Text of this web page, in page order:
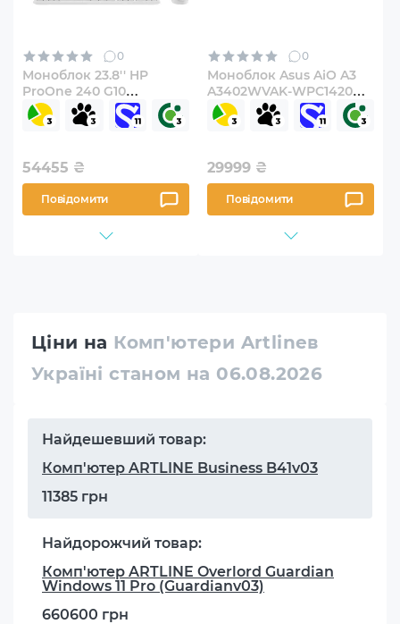
0
Моноблок 23.8'' HP
ProOne 240 G10
(B70T6AT)
54455 ₴
Повідомити
0
Моноблок Asus AiO A3
A3402WVAK-WPC1420
(90PT03T1-M02600)
29999 ₴
Повідомити
Ціни на Комп'ютери Artlineв
Україні станом на 06.08.2026
Найдешевший товар:
Комп'ютер ARTLINE Business B41v03
11385 грн
Найдорожчий товар:
Комп'ютер ARTLINE Overlord Guardian
Windows 11 Pro (Guardianv03)
660600 грн